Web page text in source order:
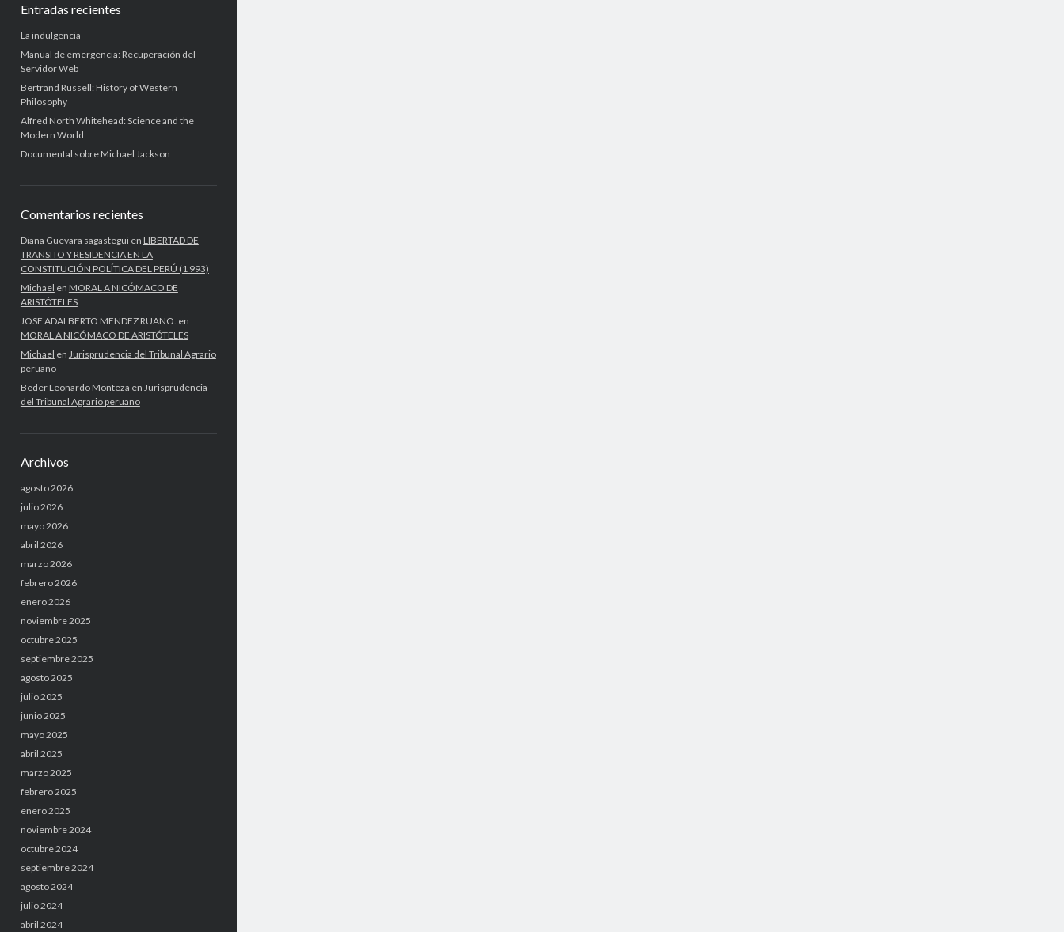
Entradas recientes
La indulgencia
Manual de emergencia: Recuperación del
Servidor Web
Bertrand Russell: History of Western
Philosophy
Alfred North Whitehead: Science and the
Modern World
Documental sobre Michael Jackson
Comentarios recientes
Diana Guevara sagasteguien LIBERTAD DE
TRANSITO Y RESIDENCIA EN LA
CONSTITUCIÓN POLÍTICA DEL PERÚ (1 993)
Michael en MORAL A NICÓMACO DE
ARISTÓTELES
JOSE ADALBERTO MENDEZ RUANO. en
MORAL A NICÓMACO DE ARISTÓTELES
Michael en Jurisprudencia del Tribunal Agrario
peruano
Beder Leonardo Monteza en Jurisprudencia
del Tribunal Agrario peruano
Archivos
agosto 2026
julio 2026
mayo 2026
abril 2026
marzo 2026
febrero 2026
enero 2026
noviembre 2025
octubre 2025
septiembre 2025
agosto 2025
julio 2025
junio 2025
mayo 2025
abril 2025
marzo 2025
febrero 2025
enero 2025
noviembre 2024
octubre 2024
septiembre 2024
agosto 2024
julio 2024
abril 2024